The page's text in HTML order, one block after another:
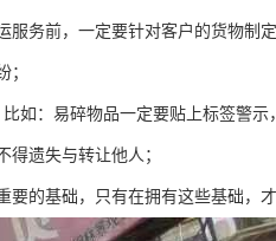
务前，一定要针对客户的货物制
；
如：易碎物品一定要贴上标签警
遗失与转让他人；
的基础，只有在拥有这些基础，